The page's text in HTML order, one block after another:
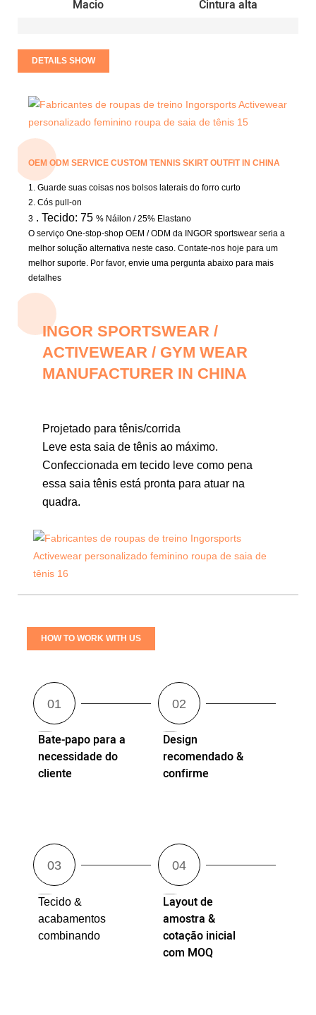
Macio Cintura alta
DETAILS SHOW
OEM ODM SERVICE CUSTOM TENNIS SKIRT OUTFIT IN CHINA
1. Guarde suas coisas nos bolsos laterais do forro curto
2. Cós pull-on
3 . Tecido: 75 % Náilon / 25% Elastano
O serviço One-stop-shop OEM / ODM da INGOR sportswear seria a
melhor solução alternativa neste caso. Contate-nos hoje para um
melhor suporte. Por favor, envie uma pergunta abaixo para mais
detalhes
INGOR SPORTSWEAR /
ACTIVEWEAR / GYM WEAR
MANUFACTURER IN CHINA
Projetado para tênis/corrida
Leve esta saia de tênis ao máximo.
Confeccionada em tecido leve como pena
essa saia tênis está pronta para atuar na
quadra.
HOW TO WORK WITH US
Bate-papo para a
necessidade do
cliente
Design
recomendado &
confirme
Tecido &
acabamentos
combinando
Layout de
amostra &
cotação inicial
com MOQ